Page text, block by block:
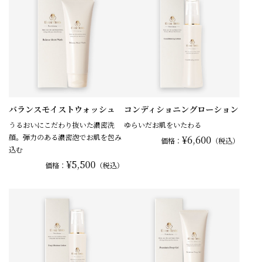
バランスモイストウォッシュ
うるおいにこだわり抜いた濃密洗
顔。弾力のある濃密泡でお肌を包み
込む
価格：¥5,500 （税込）
コンディショニングローション
ゆらいだお肌をいたわる
価格： ¥6,600 （税込）